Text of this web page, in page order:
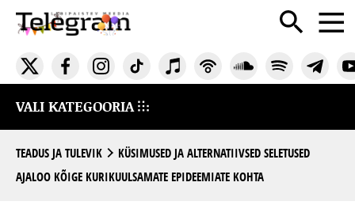
VALI KATEGOORIA
TEADUS JA TULEVIK
KÜSIMUSED JA ALTERNATIIVSED SELETUSED
AJALOO KÕIGE KURIKUULSAMATE EPIDEEMIATE KOHTA